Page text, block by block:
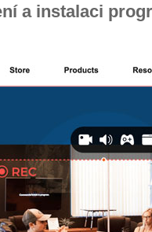
a instalaci